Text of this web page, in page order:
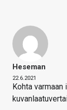
Heseman
22.6.2021
Kohta